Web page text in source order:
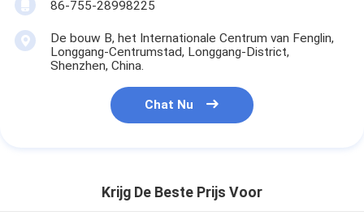
86-755-28998225
De bouw B, het Internationale Centrum van Fenglin,
Longgang-Centrumstad, Longgang-District,
Shenzhen, China.
Chat Nu
Krijg De Beste Prijs Voor